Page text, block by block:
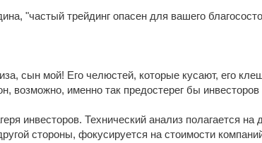
"частый трейдинг опасен для вашего
сын мой! Его челюстей, которые кусают, его
возможно, именно так предостерег бы инвесторов
инвесторов. Технический анализ полагается
стороны, фокусируется на стоимости